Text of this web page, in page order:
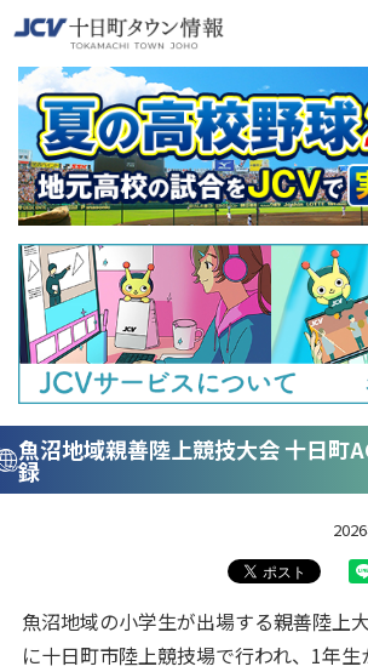
魚沼地域親善陸上競技大会 十日町
録
魚沼地域の小学生が出場する親善陸上
に十日町市陸上競技場で行われ、1年